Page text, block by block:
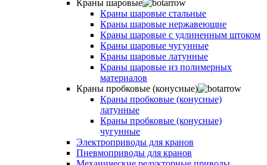
Краны шаровые
Краны шаровые стальные
Краны шаровые нержавеющие
Краны шаровые с удлиненным штоком
Краны шаровые чугунные
Краны шаровые латунные
Краны шаровые из полимерных
материалов
Краны пробковые (конусные)
Краны пробковые (конусные)
латунные
Краны пробковые (конусные)
чугунные
Электроприводы для кранов
Пневмоприводы для кранов